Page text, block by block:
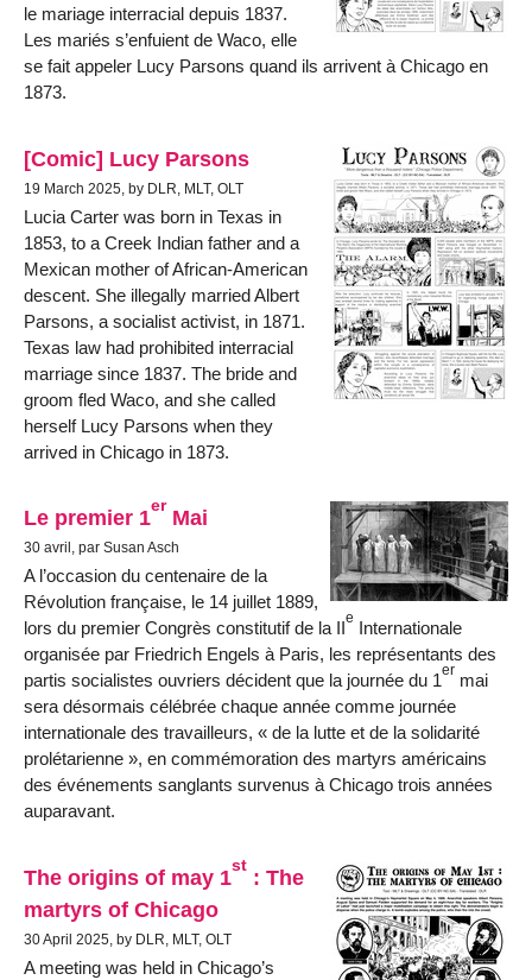
le mariage interracial depuis 1837.
Les mariés s’enfuient de Waco, elle
se fait appeler Lucy Parsons quand ils arrivent à Chicago en
1873.
[Comic] Lucy Parsons
19 March 2025, by DLR, MLT, OLT
Lucia Carter was born in Texas in
1853, to a Creek Indian father and a
Mexican mother of African-American
descent. She illegally married Albert
Parsons, a socialist activist, in 1871.
Texas law had prohibited interracial
marriage since 1837. The bride and
groom fled Waco, and she called
herself Lucy Parsons when they
arrived in Chicago in 1873.
Le premier 1er Mai
30 avril, par Susan Asch
A l’occasion du centenaire de la
Révolution française, le 14 juillet 1889,
lors du premier Congrès constitutif de la IIe Internationale
organisée par Friedrich Engels à Paris, les représentants des
partis socialistes ouvriers décident que la journée du 1er mai
sera désormais célébrée chaque année comme journée
internationale des travailleurs, « de la lutte et de la solidarité
prolétarienne », en commémoration des martyrs américains
des événements sanglants survenus à Chicago trois années
auparavant.
The origins of may 1st : The
martyrs of Chicago
30 April 2025, by DLR, MLT, OLT
A meeting was held in Chicago’s